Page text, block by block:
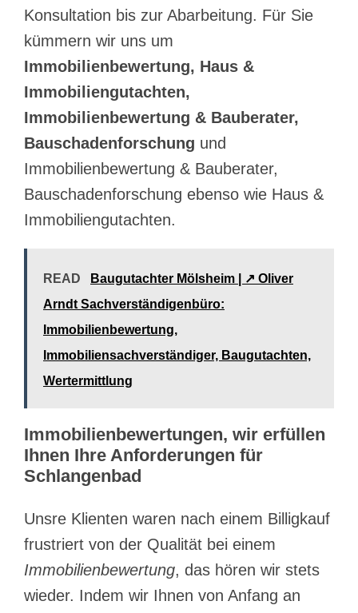
Konsultation bis zur Abarbeitung. Für Sie
kümmern wir uns um
Immobilienbewertung, Haus &
Immobiliengutachten,
Immobilienbewertung & Bauberater,
Bauschadenforschung und
Immobilienbewertung & Bauberater,
Bauschadenforschung ebenso wie Haus &
Immobiliengutachten.
READ
Baugutachter Mölsheim | ↗️ Oliver
Arndt Sachverständigenbüro:
Immobilienbewertung,
Immobiliensachverständiger, Baugutachten,
Wertermittlung
Immobilienbewertungen, wir erfüllen
Ihnen Ihre Anforderungen für
Schlangenbad
Unsre Klienten waren nach einem Billigkauf
frustriert von der Qualität bei einem
Immobilienbewertung, das hören wir stets
wieder. Indem wir Ihnen von Anfang an